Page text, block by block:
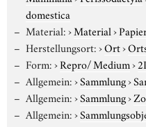
domestica
Material:›Material›
Herstellungsort:›Ort›
Form:›Repro/ Medium›
Allgemein:›Sammlung›
Allgemein:›Sammlung›
Allgemein:›